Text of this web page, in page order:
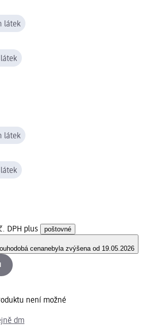
látek
látek
DPH plus poštovné
cenanebyla zvýšena od 19.05.2026
není možné
dm